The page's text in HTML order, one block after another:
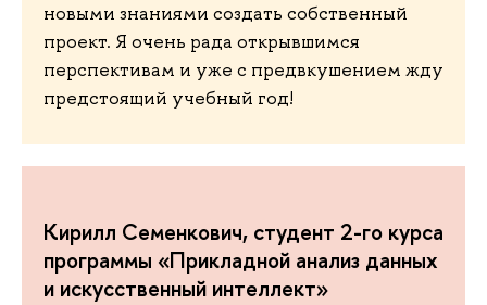
новыми знаниями создать собственный
проект. Я очень рада открывшимся
перспективам и уже с предвкушением жду
предстоящий учебный год!
Кирилл Семенкович, студент 2-го курса
программы «Прикладной анализ данных
и искусственный интеллект»